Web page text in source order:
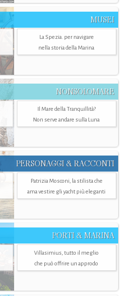
MUSEI
La Spezia. per navigare
nella storia della Marina
NONSOLOMARE
Il Mare della Tranquillità?
Non serve andare sulla Luna
PERSONAGGI & RACCONTI
Patrizia Mosconi, la stilista che
ama vestire gli yacht più eleganti
PORTI & MARINA
Villasimius, tutto il meglio
che può offrire un approdo